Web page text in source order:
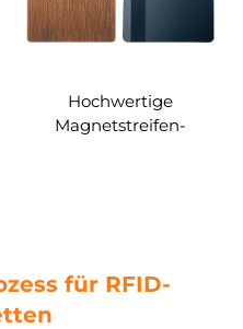
Hochwertige
Magnetstreifen-
für RFID-